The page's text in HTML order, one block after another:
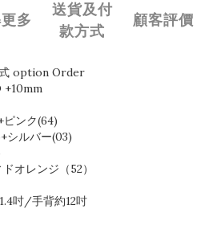
多
送貨及付
款方式
顧客評價
option Order
ンク(64)
シルバー(03)
オレンジ（52）
吋/手背約12吋